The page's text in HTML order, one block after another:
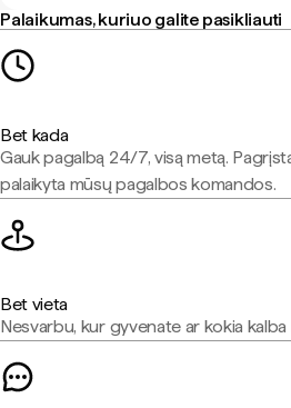
Palaikumas, kuriuo galite pasikliauti
Bet kada
Gauk pagalbą 24/7, visą metą.
palaikyta mūsų pagalbos komandos.
Bet vieta
Nesvarbu, kur gyvenate ar kokia kalba